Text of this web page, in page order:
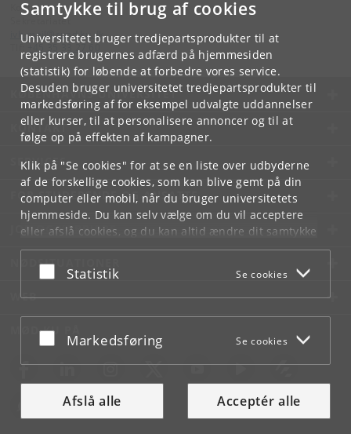
Samtykke til brug af cookies
Universitetet bruger tredjepartsprodukter til at
registrere brugernes adfærd på hjemmesiden
(statistik) for løbende at forbedre vores service.
Desuden bruger universitetet tredjepartsprodukter til
markedsføring af for eksempel udvalgte uddannelser
eller kurser, til at personalisere annoncer og til at
følge op på effekten af kampagner.
Klik på "Se cookies" for at se en liste over udbyderne
af de forskellige cookies, som kan blive gemt på din
computer eller mobil, når du bruger universitetets
hjemmeside. Du kan selv vælge om du vil acceptere
eller afslå cookies, og du kan altid ændre dit samtykke
underCookie- og privatlivspolitiksom du finder i
bunden af hver side.
Acceptér eller afslå
Statistik Se cookies
Acceptér eller afslå
Markedsføring Se cookies
Afslå alle Acceptér alle
Kontakt:
Sekretariatet
ivh-mail@sund.ku. dk
KØBENHAVNS UNIVERSITET
KONTAKT
SERVICES
FOR STUDERENDE OG ANSATTE
JOB OG KARRIERE
NØDSITUATIONER
WEB
MØD KU PÅ